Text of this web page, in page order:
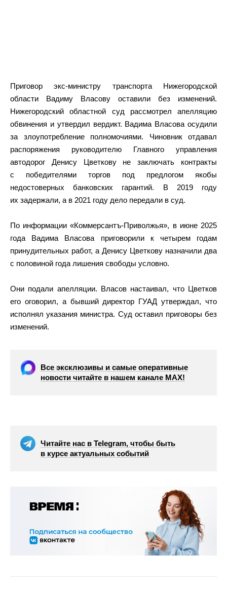
Приговор экс-министру транспорта Нижегородской
области Вадиму Власову оставили без изменений.
Нижегородский областной суд рассмотрел апелляцию
обвинения и утвердил вердикт. Вадима Власова осудили
за злоупотребление полномочиями. Чиновник отдавал
распоряжения руководителю Главного управления
автодорог Денису Цветкову не заключать контракты
с победителями торгов под предлогом якобы
недостоверных банковских гарантий. В 2019 году
их задержали, а в 2021 году дело передали в суд.
По информации «Коммерсантъ-Приволжья», в июне 2025
года Вадима Власова приговорили к четырем годам
принудительных работ, а Денису Цветкову назначили два
с половиной года лишения свободы условно.
Они подали апелляции. Власов настаивал, что Цветков
его оговорил, а бывший директор ГУАД утверждал, что
исполнял указания министра. Суд оставил приговоры без
изменений.
Все эксклюзивы и самые оперативные
новости читайте в нашем канале МАХ!
Читайте нас в Telegram, чтобы быть
в курсе актуальных событий